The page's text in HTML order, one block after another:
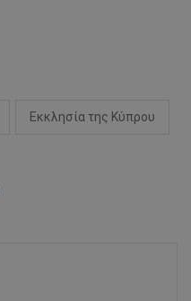
Εκκλησία της Κύπρου